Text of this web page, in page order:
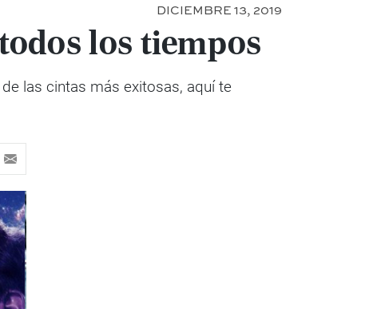
DICIEMBRE 13, 2019
los tiempos
las cintas más exitosas, aquí te